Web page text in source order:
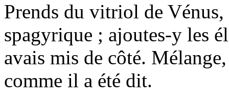
Prends du vitriol de Vénus,
spagyrique ; ajoutes-y les
avais mis de côté.
comme il a été dit.